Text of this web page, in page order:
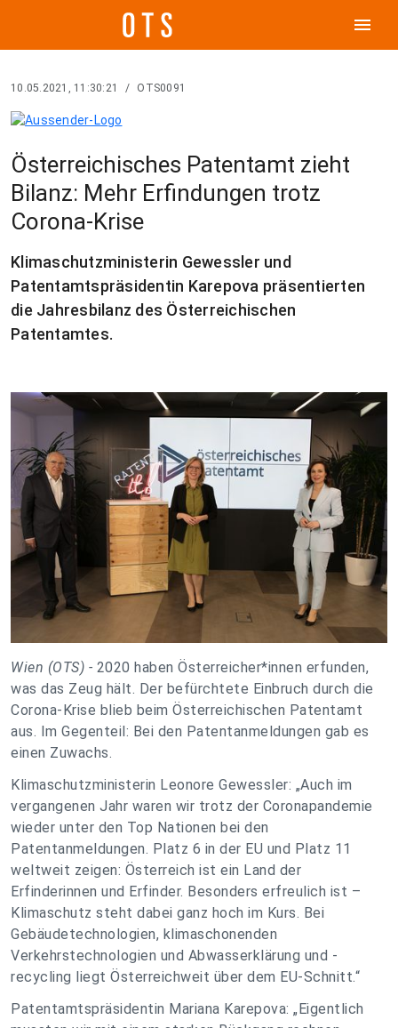
menu
10.05.2021, 11:30:21 / OTS0091
Österreichisches Patentamt zieht
Bilanz: Mehr Erfindungen trotz
Corona-Krise
Klimaschutzministerin Gewessler und
Patentamtspräsidentin Karepova präsentierten
die Jahresbilanz des Österreichischen
Patentamtes.
Wien (OTS) - 2020 haben Österreicher*innen erfunden,
was das Zeug hält. Der befürchtete Einbruch durch die
Corona-Krise blieb beim Österreichischen Patentamt
aus. Im Gegenteil: Bei den Patentanmeldungen gab es
einen Zuwachs.
Klimaschutzministerin Leonore Gewessler: „Auch im
vergangenen Jahr waren wir trotz der Coronapandemie
wieder unter den Top Nationen bei den
Patentanmeldungen. Platz 6 in der EU und Platz 11
weltweit zeigen: Österreich ist ein Land der
Erfinderinnen und Erfinder. Besonders erfreulich ist –
Klimaschutz steht dabei ganz hoch im Kurs. Bei
Gebäudetechnologien, klimaschonenden
Verkehrstechnologien und Abwasserklärung und -
recycling liegt Österreichweit über dem EU-Schnitt.“
Patentamtspräsidentin Mariana Karepova: „Eigentlich